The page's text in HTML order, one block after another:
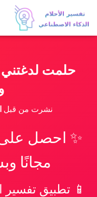
حلمت
نشرت من قبل
✨ احصل على
مجانًا